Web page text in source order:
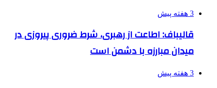
3 هفته پیش
قالیباف: اطاعت از رهبری، شرط ضروری پیروزی در
میدان مبارزه با دشمن است
3 هفته پیش